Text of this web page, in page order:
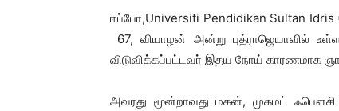
ஈப்போ,Universiti Pendidikan Sultan Idris
67, வியாழன் அன்று புத்ராஜெயாவில் உள்ள
விடுவிக்கப்பட்டவர் இதய நோய் காரணமாக
அவரது மூன்றாவது மகன், முகமட்